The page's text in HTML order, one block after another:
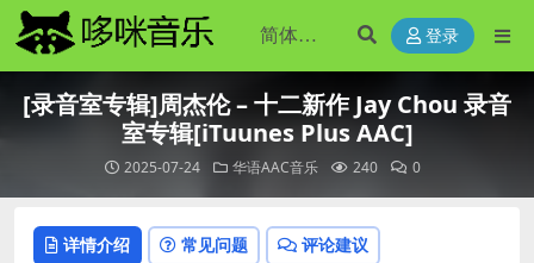
登录
[录音室专辑]周杰伦 – 十二新作 Jay Chou 录音
室专辑[iTuunes Plus AAC]
2025-07-24 华语AAC音乐 240 0
详情介绍 常见问题 评论建议